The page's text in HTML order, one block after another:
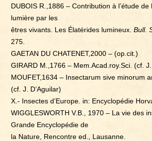
DUBOIS R.,1886 – Contribution à l’étude
lumière par les
êtres vivants. Les Élatérides lumineux.Bull.
275.
GAETAN DU CHATENET,2000 – (op.cit.)
GIRARD M.,1766 – Mem.Acad.roy.Sci. (cf. J.
MOUFET,1634 – Insectarum sive minorum
(cf. J. D’Aguilar)
X.- Insectes d’Europe. in: Encyclopédie
WIGGLESWORTH V.B., 1970 – La vie des
Grande Encyclopédie de
la Nature, Rencontre ed., Lausanne.